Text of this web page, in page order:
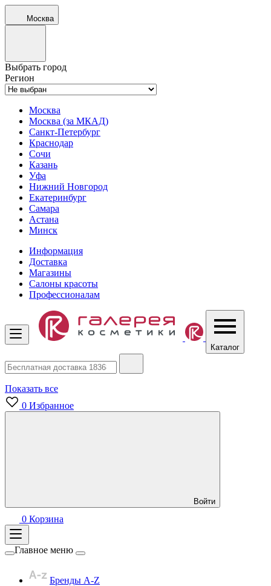
Москва
Выбрать город
Регион
Москва
Москва (за МКАД)
Санкт-Петербург
Краснодар
Сочи
Казань
Уфа
Нижний Новгород
Екатеринбург
Самара
Астана
Минск
Информация
Доставка
Магазины
Салоны красоты
Профессионалам
Каталог
Показать все
0 Избранное
Войти
0 Корзина
Главное меню
Бренды A-Z